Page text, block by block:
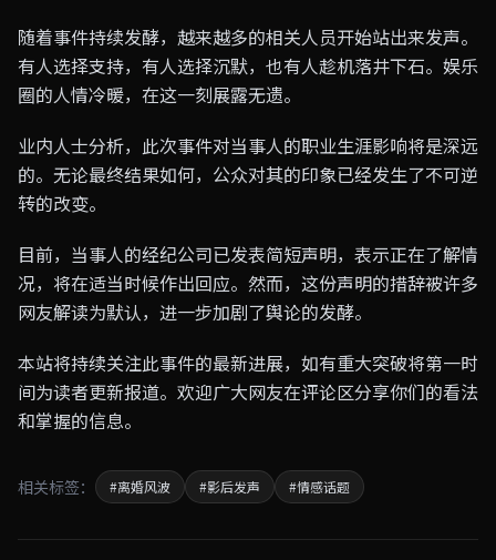
随着事件持续发酵，越来越多的相关人员开始站出来发声。
有人选择支持，有人选择沉默，也有人趁机落井下石。娱乐
圈的人情冷暖，在这一刻展露无遗。
业内人士分析，此次事件对当事人的职业生涯影响将是深远
的。无论最终结果如何，公众对其的印象已经发生了不可逆
转的改变。
目前，当事人的经纪公司已发表简短声明，表示正在了解情
况，将在适当时候作出回应。然而，这份声明的措辞被许多
网友解读为默认，进一步加剧了舆论的发酵。
本站将持续关注此事件的最新进展，如有重大突破将第一时
间为读者更新报道。欢迎广大网友在评论区分享你们的看法
和掌握的信息。
相关标签： #离婚风波 #影后发声 #情感话题